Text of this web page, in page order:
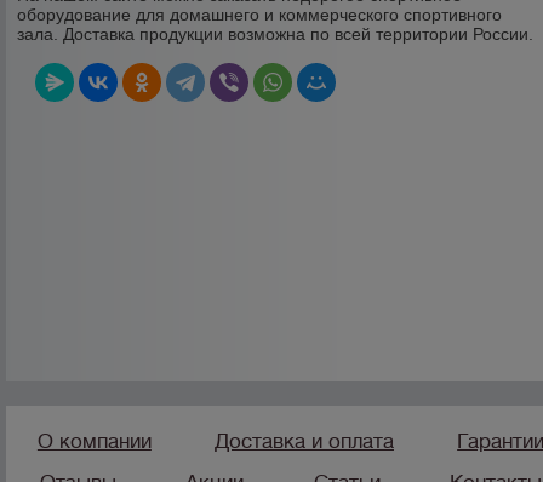
оборудование для домашнего и коммерческого спортивного
зала. Доставка продукции возможна по всей территории России.
О компании Доставка и оплата